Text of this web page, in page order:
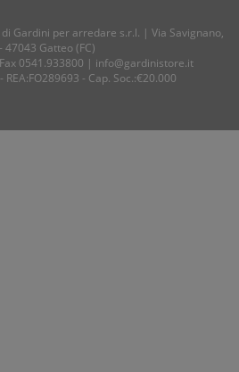
Gardini per arredare s.r.l. | Via Savignano,
47043 Gatteo (FC)
0541.933800 | info@gardinistore.it
- Cap. Soc.:€20.000